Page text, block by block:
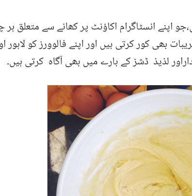
اپنے انسٹاگرام اکاؤنٹ پر کھانے سے متعلق ہر
بھی کور کرتی ہیں اور اپنے فالوورز کو لاہور
لذیذ ڈشز کے بارے میں بھی آگاہ کرتی ہیں۔